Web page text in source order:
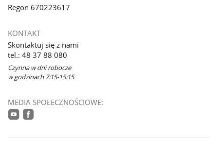
Regon 670223617
KONTAKT
Skontaktuj się z nami
tel.: 48 37 88 080
Czynna w dni robocze
w godzinach 7:15-15:15
MEDIA SPOŁECZNOŚCIOWE: